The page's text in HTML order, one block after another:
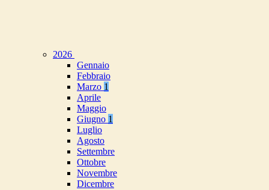
2026
Gennaio
Febbraio
Marzo 1
Aprile
Maggio
Giugno 1
Luglio
Agosto
Settembre
Ottobre
Novembre
Dicembre